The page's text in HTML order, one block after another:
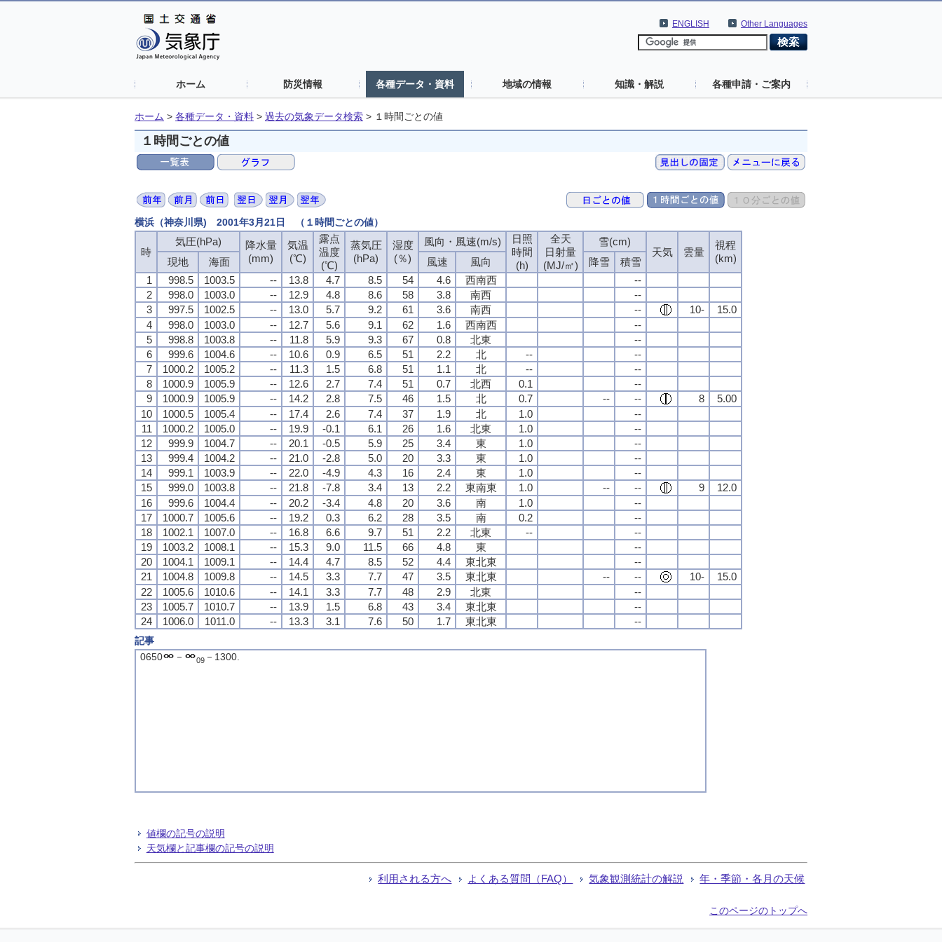
Other Languages
ENGLISH
ホーム 防災情報 各種データ・資料 地域の情報 知識・解説 各種申請・ご案内
ホーム > 各種データ・資料 > 過去の気象データ検索 > １時間ごとの値
１時間ごとの値
横浜（神奈川県) 2001年3月21日 （１時間ごとの値）
時
気圧(hPa)
降水量
(mm)
気温
(℃)
露点
温度
(℃)
蒸気圧
(hPa)
湿度
(％)
風向・風速(m/s)
日照
時間
(h)
全天
日射量
(MJ/㎡)
雪(cm)
天気
雲量
視程
(km)
現地 海面 風速 風向 降雪
積雪
1
998.5 1003.5 -- 13.8 4.7 8.5 54 4.6 西南西
--
2
998.0 1003.0 -- 12.9 4.8 8.6 58 3.8 南西
--
3
997.5 1002.5 -- 13.0 5.7 9.2 61 3.6 南西 -- 10-
15.0
4
998.0 1003.0 -- 12.7 5.6 9.1 62 1.6 西南西
--
5
998.8 1003.8 -- 11.8 5.9 9.3 67 0.8 北東
--
6
999.6 1004.6 -- 10.6 0.9 6.5 51 2.2 北 --
--
7
1000.2 1005.2 -- 11.3 1.5 6.8 51 1.1 北 --
--
8
1000.9 1005.9 -- 12.6 2.7 7.4 51 0.7 北西 0.1
--
9
1000.9 1005.9 -- 14.2 2.8 7.5 46 1.5 北 0.7 -- -- 8
5.00
10
1000.5 1005.4 -- 17.4 2.6 7.4 37 1.9 北 1.0
--
11
1000.2 1005.0 -- 19.9 -0.1 6.1 26 1.6 北東 1.0
--
12
999.9 1004.7 -- 20.1 -0.5 5.9 25 3.4 東 1.0
--
13
999.4 1004.2 -- 21.0 -2.8 5.0 20 3.3 東 1.0
--
14
999.1 1003.9 -- 22.0 -4.9 4.3 16 2.4 東 1.0
--
15
999.0 1003.8 -- 21.8 -7.8 3.4 13 2.2 東南東 1.0 -- -- 9
12.0
16
999.6 1004.4 -- 20.2 -3.4 4.8 20 3.6 南 1.0
--
17
1000.7 1005.6 -- 19.2 0.3 6.2 28 3.5 南 0.2
--
18
1002.1 1007.0 -- 16.8 6.6 9.7 51 2.2 北東 --
--
19
1003.2 1008.1 -- 15.3 9.0 11.5 66 4.8 東
--
20
1004.1 1009.1 -- 14.4 4.7 8.5 52 4.4 東北東
--
21
1004.8 1009.8 -- 14.5 3.3 7.7 47 3.5 東北東 -- -- 10-
15.0
22
1005.6 1010.6 -- 14.1 3.3 7.7 48 2.9 北東
--
23
1005.7 1010.7 -- 13.9 1.5 6.8 43 3.4 東北東
--
24
1006.0 1011.0 -- 13.3 3.1 7.6 50 1.7 東北東 --
記事
0650
－ 09－1300.
値欄の記号の説明
天気欄と記事欄の記号の説明
利用される方へ よくある質問（FAQ） 気象観測統計の解説 年・季節・各月の天候
このページのトップへ